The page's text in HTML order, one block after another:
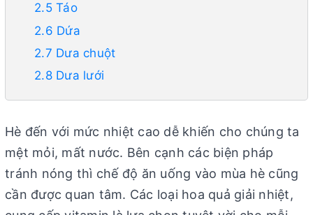
2.5 Táo
2.6 Dứa
2.7 Dưa chuột
2.8 Dưa lưới
Hè đến với mức nhiệt cao dễ khiến cho chúng ta
mệt mỏi, mất nước. Bên cạnh các biện pháp
tránh nóng thì chế độ ăn uống vào mùa hè cũng
cần được quan tâm. Các loại hoa quả giải nhiệt,